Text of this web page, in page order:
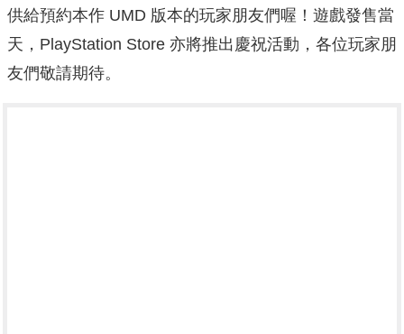
供給預約本作 UMD 版本的玩家朋友們喔！遊戲發售當
天，PlayStation Store 亦將推出慶祝活動，各位玩家朋
友們敬請期待。